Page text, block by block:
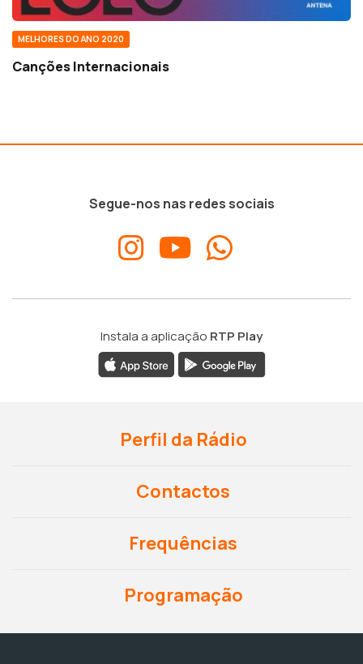
MELHORES DO ANO 2020
Canções Internacionais
Segue-nos nas redes sociais
Instala a aplicação RTP Play
Perfil da Rádio
Contactos
Frequências
Programação